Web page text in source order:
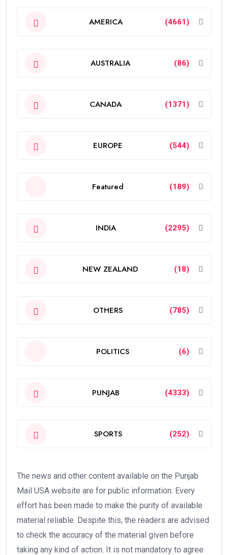
AMERICA (4661)
AUSTRALIA (86)
CANADA (1371)
EUROPE (544)
Featured (189)
INDIA (2295)
NEW ZEALAND (18)
OTHERS (785)
POLITICS (6)
PUNJAB (4333)
SPORTS (252)
The news and other content available on the Punjab
Mail USA website are for public information. Every
effort has been made to make the purity of available
material reliable. Despite this, the readers are advised
to check the accuracy of the material given before
taking any kind of action. It is not mandatory to agree